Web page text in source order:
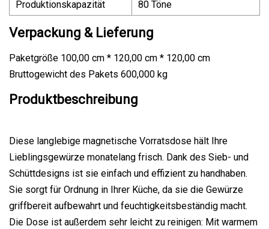
Produktionskapazität
80 Töne
Verpackung & Lieferung
Paketgröße 100,00 cm * 120,00 cm * 120,00 cm
Bruttogewicht des Pakets 600,000 kg
Produktbeschreibung
Diese langlebige magnetische Vorratsdose hält Ihre
Lieblingsgewürze monatelang frisch. Dank des Sieb- und
Schüttdesigns ist sie einfach und effizient zu handhaben.
Sie sorgt für Ordnung in Ihrer Küche, da sie die Gewürze
griffbereit aufbewahrt und feuchtigkeitsbeständig macht.
Die Dose ist außerdem sehr leicht zu reinigen: Mit warmem